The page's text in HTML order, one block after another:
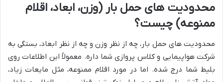
محدودیت های حمل بار (وزن، ابعاد، اقلام
ممنوعه) چیست؟
محدودیت های حمل بار، چه از نظر وزن و چه از نظر ابعاد، بستگی به
شرکت هواپیمایی و کلاس پروازی شما داره. معمولاً این اطلاعات روی
بلیط شما درج شده. اما در مورد اقلام ممنوعه، مثل مایعات زیاد،